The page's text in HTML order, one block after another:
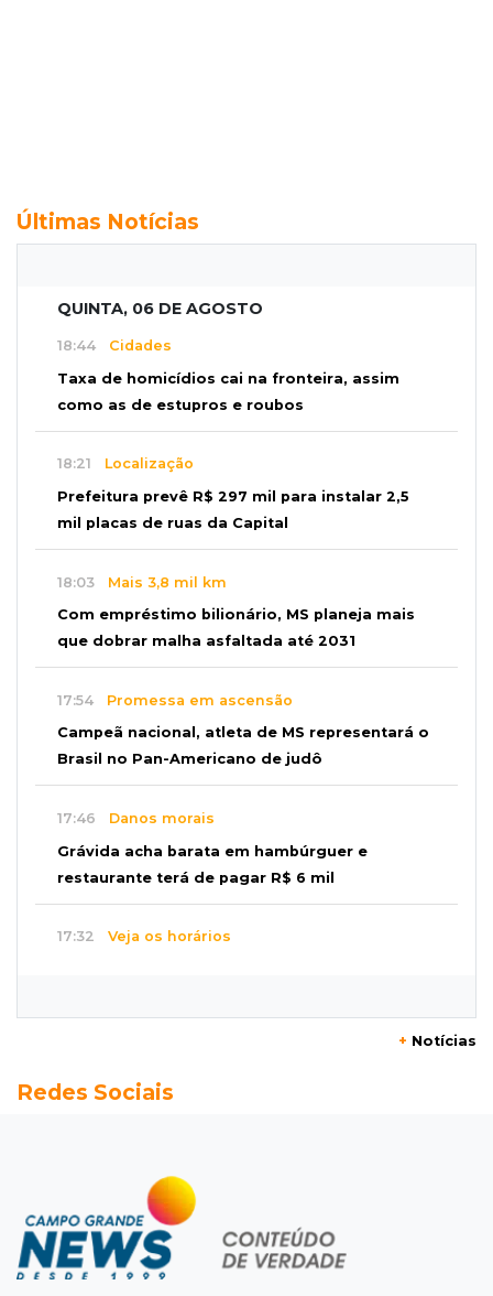
Últimas Notícias
QUINTA, 06 DE AGOSTO
18:44 Cidades
Taxa de homicídios cai na fronteira, assim
como as de estupros e roubos
18:21 Localização
Prefeitura prevê R$ 297 mil para instalar 2,5
mil placas de ruas da Capital
18:03 Mais 3,8 mil km
Com empréstimo bilionário, MS planeja mais
que dobrar malha asfaltada até 2031
17:54 Promessa em ascensão
Campeã nacional, atleta de MS representará o
Brasil no Pan-Americano de judô
17:46 Danos morais
Grávida acha barata em hambúrguer e
restaurante terá de pagar R$ 6 mil
17:32 Veja os horários
Nova lei pune deepfakes sexuais com crianças
Quatro carros
Idoso sofre mal súbito enquanto dirigia e
provoca engavetamento na Mascarenhas
+ Notícias
Redes Sociais